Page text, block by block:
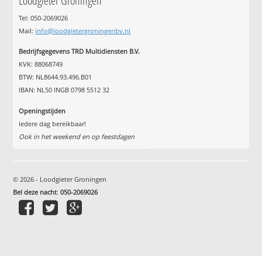
Tel: 050-2069026
Mail: info@loodgietergroningenbv.nl
Bedrijfsgegevens TRD Multidiensten B.V.
KVK: 88068749
BTW: NL8644.93.496.B01
IBAN: NL50 INGB 0798 5512 32
Openingstijden
Iedere dag bereikbaar!
Ook in het weekend en op feestdagen
© 2026 - Loodgieter Groningen
Bel deze nacht:050-2069026